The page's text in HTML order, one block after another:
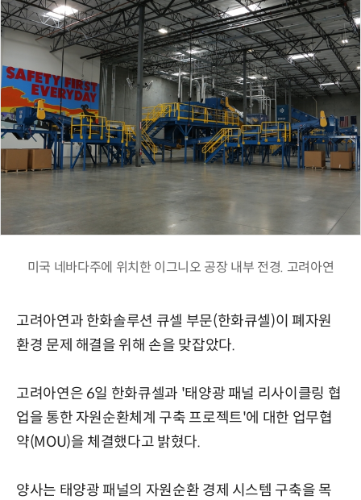
미국 네바다주에 위치한 이그니오 공장 내부 전경. 고려아연
고려아연과 한화솔루션 큐셀 부문(한화큐셀)이 폐자원
환경 문제 해결을 위해 손을 맞잡았다.
고려아연은 6일 한화큐셀과 '태양광 패널 리사이클링 협
업을 통한 자원순환체계 구축 프로젝트'에 대한 업무협
약(MOU)을 체결했다고 밝혔다.
양사는 태양광 패널의 자원순환 경제 시스템 구축을 목